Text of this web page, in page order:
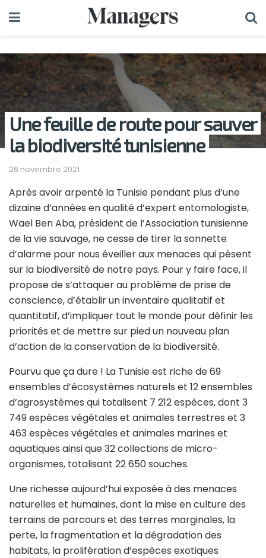
Une feuille de route pour sauver
la biodiversité tunisienne
26 novembre 2021
Après avoir arpenté la Tunisie pendant plus d’une
dizaine d’années en qualité d’expert entomologiste,
Wael Ben Aba, président de l’Association tunisienne
de la vie sauvage, ne cesse de tirer la sonnette
d’alarme pour nous éveiller aux menaces qui pèsent
sur la biodiversité de notre pays. Pour y faire face, il
propose de s’attaquer au problème de prise de
conscience, d’établir un inventaire qualitatif et
quantitatif, d’impliquer tout le monde pour définir les
priorités et de mettre sur pied un nouveau plan
d’action de la conservation de la biodiversité.
Pourvu que ça dure ! La Tunisie est riche de 69
ensembles d’écosystèmes naturels et 12 ensembles
d’agrosystèmes qui totalisent 7 212 espèces, dont 3
749 espèces végétales et animales terrestres et 3
463 espèces végétales et animales marines et
aquatiques ainsi que 32 collections de micro-
organismes, totalisant 22 650 souches.
Une richesse aujourd’hui exposée à des menaces
naturelles et humaines, dont la mise en culture des
terrains de parcours et des terres marginales, la
perte, la fragmentation et la dégradation des
habitats, la prolifération d’espèces exotiques